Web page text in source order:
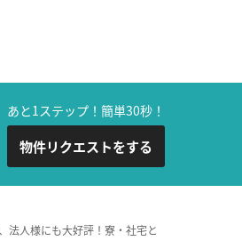
あと1ステップ！簡単30秒！
物件リクエストをする
法人様にも大好評！寮・社宅と